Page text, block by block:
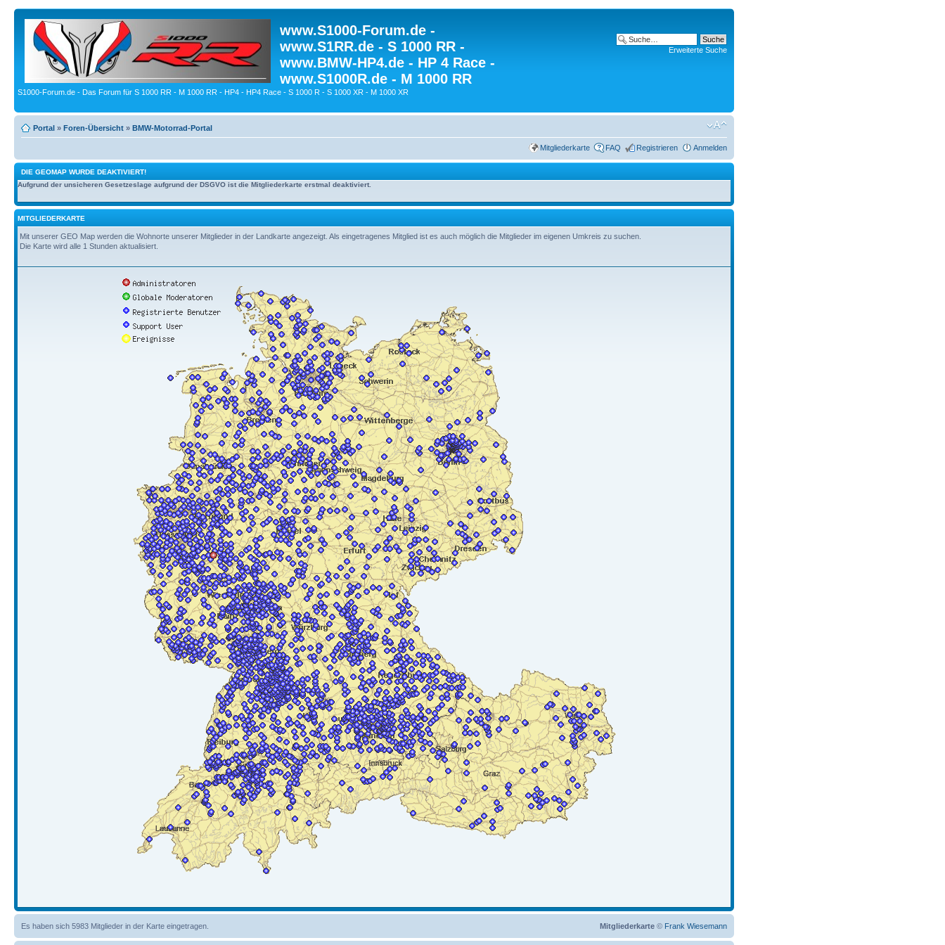
www.S1000-Forum.de -
www.S1RR.de - S 1000 RR -
www.BMW-HP4.de - HP 4 Race -
www.S1000R.de - M 1000 RR
S1000-Forum.de - Das Forum für S 1000 RR - M 1000 RR - HP4 - HP4 Race - S 1000 R - S 1000 XR - M 1000 XR
Erweiterte Suche
Portal » Foren-Übersicht » BMW-Motorrad-Portal
Mitgliederkarte FAQ Registrieren Anmelden
DIE GEOMAP WURDE DEAKTIVIERT!
Aufgrund der unsicheren Gesetzeslage aufgrund der DSGVO ist die Mitgliederkarte erstmal deaktiviert.
MITGLIEDERKARTE
Mit unserer GEO Map werden die Wohnorte unserer Mitglieder in der Landkarte angezeigt. Als eingetragenes Mitglied ist es auch möglich die Mitglieder im eigenen Umkreis zu suchen.
Die Karte wird alle 1 Stunden aktualisiert.
Es haben sich 5983 Mitglieder in der Karte eingetragen. Mitgliederkarte © Frank Wiesemann